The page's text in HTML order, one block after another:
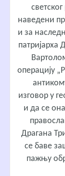
наведени
и за
патријарха
операцију
изговор у
и да се
Драгана
се баве
пажњу